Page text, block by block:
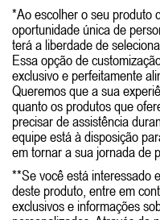
*Ao escolher o seu produto
oportunidade única de
terá a liberdade de
Essa opção de
exclusivo e perfeitamente
Queremos que a sua
quanto os produtos que
precisar de assistência
equipe está à disposição
em tornar a sua jornada de
**Se você está interessado
deste produto, entre em
exclusivos e informações